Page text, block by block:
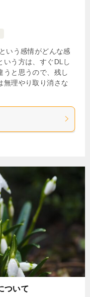
いう感情がどんな感
いう方は、すぐDLし
うと思うので、残し
無理やり取り消さな
ついて